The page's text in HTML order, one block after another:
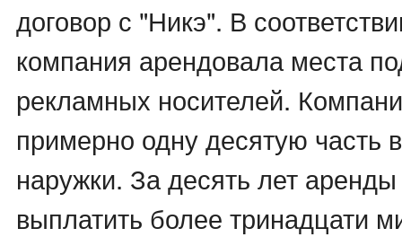
договор с "Никэ". В
компания арендовала места
рекламных носителей.
примерно одну десятую часть
наружки. За десять лет
выплатить более тринадцати